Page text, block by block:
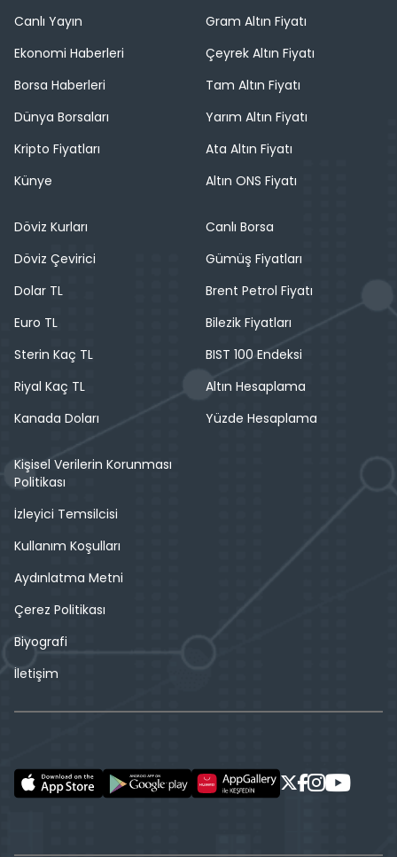
Canlı Yayın
Ekonomi Haberleri
Borsa Haberleri
Dünya Borsaları
Kripto Fiyatları
Künye
Gram Altın Fiyatı
Çeyrek Altın Fiyatı
Tam Altın Fiyatı
Yarım Altın Fiyatı
Ata Altın Fiyatı
Altın ONS Fiyatı
Döviz Kurları
Döviz Çevirici
Dolar TL
Euro TL
Sterin Kaç TL
Riyal Kaç TL
Kanada Doları
Canlı Borsa
Gümüş Fiyatları
Brent Petrol Fiyatı
Bilezik Fiyatları
BIST 100 Endeksi
Altın Hesaplama
Yüzde Hesaplama
Kişisel Verilerin Korunması
Politikası
İzleyici Temsilcisi
Kullanım Koşulları
Aydınlatma Metni
Çerez Politikası
Biyografi
İletişim